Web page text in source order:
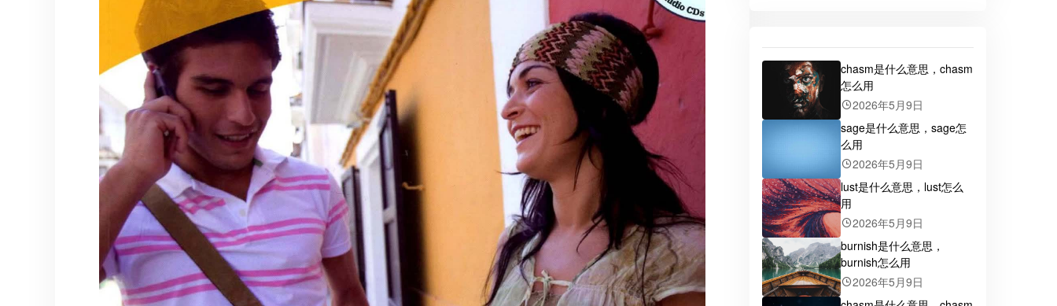
chasm是什么意思，chasm
怎么用
2026年5月9日
sage是什么意思，sage怎
么用
2026年5月9日
lust是什么意思，lust怎么
用
2026年5月9日
burnish是什么意思，
burnish怎么用
2026年5月9日